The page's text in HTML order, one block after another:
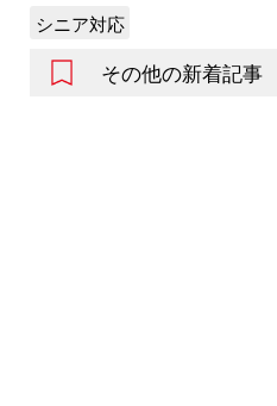
シニア対応
その他の新着記事